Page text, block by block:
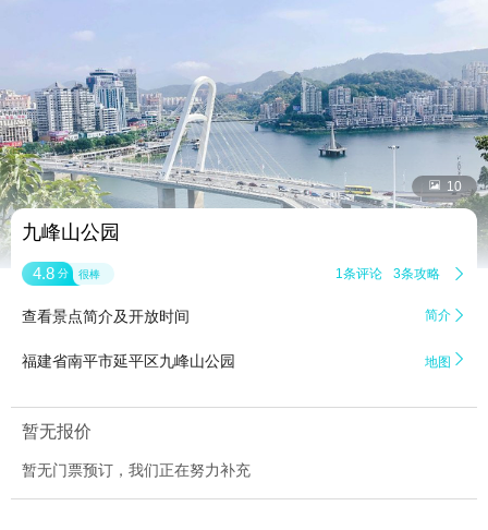
 10
九峰山公园
4.8 分 很棒 1条评论 3条攻略 
查看景点简介及开放时间 简介 
福建省南平市延平区九峰山公园 地图 
暂无报价
暂无门票预订，我们正在努力补充